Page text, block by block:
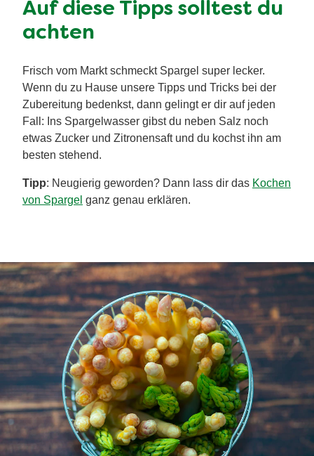
Auf diese Tipps solltest du
achten
Frisch vom Markt schmeckt Spargel super lecker.
Wenn du zu Hause unsere Tipps und Tricks bei der
Zubereitung bedenkst, dann gelingt er dir auf jeden
Fall: Ins Spargelwasser gibst du neben Salz noch
etwas Zucker und Zitronensaft und du kochst ihn am
besten stehend.
Tipp: Neugierig geworden? Dann lass dir das Kochen
von Spargel ganz genau erklären.